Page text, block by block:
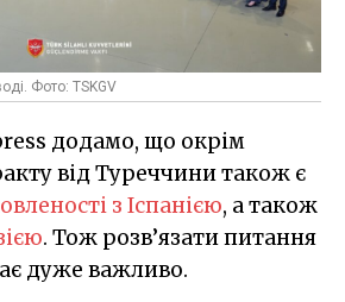
Фото: TSKGV
додамо, що окрім
від Туреччини також є
з Іспанією, а також
. Тож розв’язати питання
дуже важливо.